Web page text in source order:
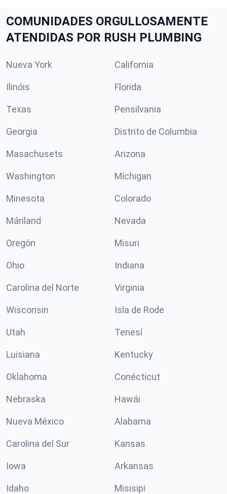
COMUNIDADES ORGULLOSAMENTE
ATENDIDAS POR RUSH PLUMBING
Nueva York California
Ilinóis Florida
Texas Pensilvania
Georgia Distrito de Columbia
Masachusets Arizona
Washington Míchigan
Minesota Colorado
Máriland Nevada
Oregón Misuri
Ohio Indiana
Carolina del Norte Virginia
Wisconsin Isla de Rode
Utah Tenesí
Luisiana Kentucky
Oklahoma Conécticut
Nebraska Hawái
Nueva México Alabama
Carolina del Sur Kansas
Iowa Arkansas
Idaho Misisipi